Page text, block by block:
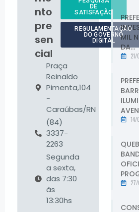
nto
pre
sen
cial
Praça
Reinaldo
Pimenta,104
-
Caraúbas/RN
(84)
3337-
2263
Segunda
a sexta,
das 7:30
às
13:30hs
DE
SATISFAÇÃO
REGULAMENTAÇÃO
DO GOVERNO
DIGITAL
MIL
DA...
14/